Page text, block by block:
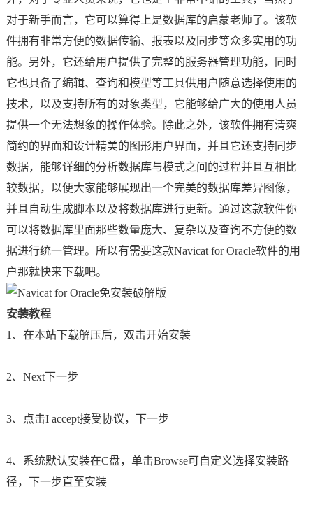
对于新手而言，它可以算得上是数据库的启蒙老师了。该软
件拥有非常方便的数据传输、报表以及同步等众多实用的功
能。另外，它还给用户提供了完整的服务器管理功能，同时
它也具备了编辑、查询和模型等工具供用户随意选择使用的
技术，以及支持所有的对象类型，它能够给广大的使用人员
提供一个无法想象的操作体验。除此之外，该软件拥有清爽
简约的界面和设计精美的图形用户界面，并且它还支持同步
数据，能够详细的分析数据库与模式之间的过程并且互相比
较数据，以便大家能够展现出一个完美的数据库差异图像，
并且自动生成脚本以及将数据库进行更新。通过这款软件你
可以将数据库里面那些数量庞大、复杂以及查询不方便的数
据进行统一管理。所以有需要这款Navicat for Oracle软件的用
户那就快来下载吧。
安装教程
1、在本站下载解压后，双击开始安装
2、Next下一步
3、点击I accept接受协议，下一步
4、系统默认安装在C盘，单击Browse可自定义选择安装路
径，下一步直至安装